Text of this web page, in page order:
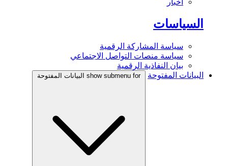
أخبار
السياسات
سياسة المشاركة الرقمية
سياسة منصات التواصل الاجتماعي
بيان النفاذية الرقمية
البيانات المفتوحة
show submenu for البيانات المفتوحة